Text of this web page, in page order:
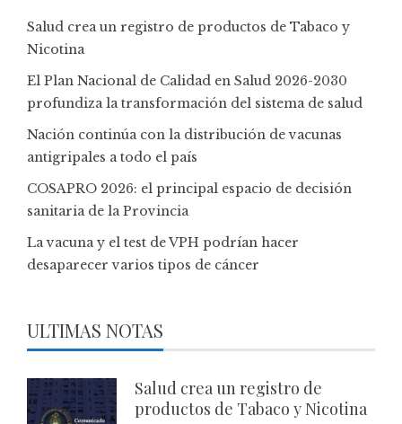
Salud crea un registro de productos de Tabaco y
Nicotina
El Plan Nacional de Calidad en Salud 2026-2030
profundiza la transformación del sistema de salud
Nación continúa con la distribución de vacunas
antigripales a todo el país
COSAPRO 2026: el principal espacio de decisión
sanitaria de la Provincia
La vacuna y el test de VPH podrían hacer
desaparecer varios tipos de cáncer
ULTIMAS NOTAS
Salud crea un registro de
productos de Tabaco y Nicotina